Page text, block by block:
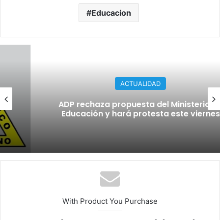
Educacion
ACTUALIDAD
ADP rechaza propuesta del Ministerio de
Educación y hará protesta este viernes
With Product You Purchase